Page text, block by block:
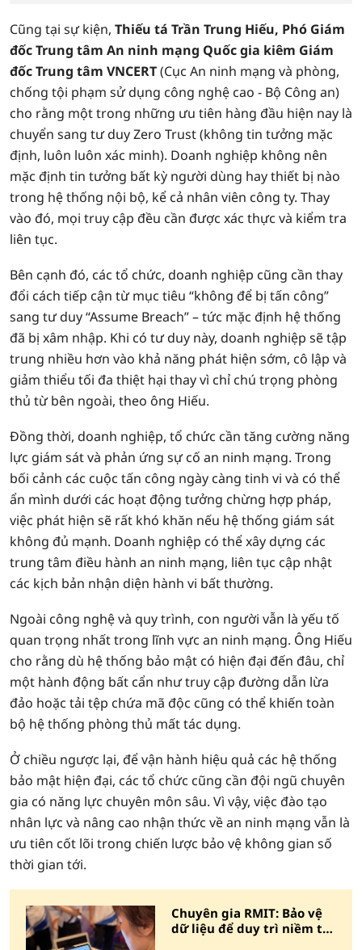
Cũng tại sự kiện, Thiếu tá Trần Trung Hiếu, Phó Giám
đốc Trung tâm An ninh mạng Quốc gia kiêm Giám
đốc Trung tâm VNCERT(Cục An ninh mạng và phòng,
chống tội phạm sử dụng công nghệ cao - Bộ Công an)
cho rằng một trong những ưu tiên hàng đầu hiện nay là
chuyển sang tư duy Zero Trust (không tin tưởng mặc
định, luôn luôn xác minh). Doanh nghiệp không nên
mặc định tin tưởng bất kỳ người dùng hay thiết bị nào
trong hệ thống nội bộ, kể cả nhân viên công ty. Thay
vào đó, mọi truy cập đều cần được xác thực và kiểm tra
liên tục.
Bên cạnh đó, các tổ chức, doanh nghiệp cũng cần thay
đổi cách tiếp cận từ mục tiêu “không để bị tấn công”
sang tư duy “Assume Breach” – tức mặc định hệ thống
đã bị xâm nhập. Khi có tư duy này, doanh nghiệp sẽ tập
trung nhiều hơn vào khả năng phát hiện sớm, cô lập và
giảm thiểu tối đa thiệt hại thay vì chỉ chú trọng phòng
thủ từ bên ngoài, theo ông Hiếu.
Đồng thời, doanh nghiệp, tổ chức cần tăng cường năng
lực giám sát và phản ứng sự cố an ninh mạng. Trong
bối cảnh các cuộc tấn công ngày càng tinh vi và có thể
ẩn mình dưới các hoạt động tưởng chừng hợp pháp,
việc phát hiện sẽ rất khó khăn nếu hệ thống giám sát
không đủ mạnh. Doanh nghiệp có thể xây dựng các
trung tâm điều hành an ninh mạng, liên tục cập nhật
các kịch bản nhận diện hành vi bất thường.
Ngoài công nghệ và quy trình, con người vẫn là yếu tố
quan trọng nhất trong lĩnh vực an ninh mạng. Ông Hiếu
cho rằng dù hệ thống bảo mật có hiện đại đến đâu, chỉ
một hành động bất cẩn như truy cập đường dẫn lừa
đảo hoặc tải tệp chứa mã độc cũng có thể khiến toàn
bộ hệ thống phòng thủ mất tác dụng.
Ở chiều ngược lại, để vận hành hiệu quả các hệ thống
bảo mật hiện đại, các tổ chức cũng cần đội ngũ chuyên
gia có năng lực chuyên môn sâu. Vì vậy, việc đào tạo
nhân lực và nâng cao nhận thức về an ninh mạng vẫn là
ưu tiên cốt lõi trong chiến lược bảo vệ không gian số
thời gian tới.
Chuyên gia RMIT: Bảo vệ
dữ liệu để duy trì niềm tin